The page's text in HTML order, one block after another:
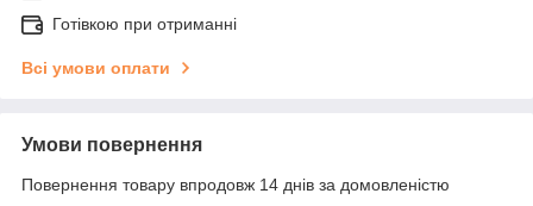
Готівкою при отриманні
Всі умови оплати
Умови повернення
Повернення товару впродовж 14 днів за домовленістю